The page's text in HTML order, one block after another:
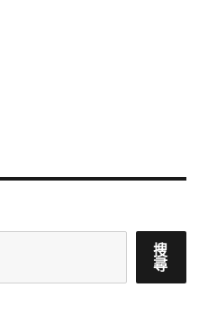
搜
尋